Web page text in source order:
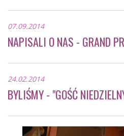
07.09.2014
NAPISALI O NAS - GRAND
24.02.2014
BYLIŚMY - "GOŚĆ